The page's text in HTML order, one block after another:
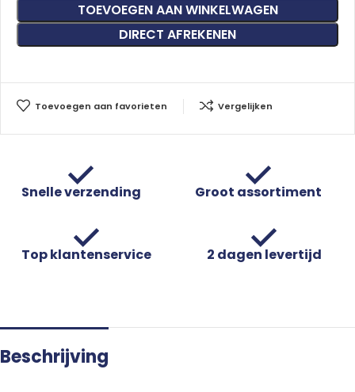
TOEVOEGEN AAN WINKELWAGEN
DIRECT AFREKENEN
Toevoegen aan favorieten Vergelijken
Snelle verzending Groot assortiment
Top klantenservice 2 dagen levertijd
Beschrijving